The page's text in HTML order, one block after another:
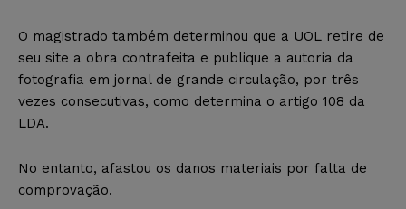
O magistrado também determinou que a UOL retire de
seu site a obra contrafeita e publique a autoria da
fotografia em jornal de grande circulação, por três
vezes consecutivas, como determina o artigo 108 da
LDA.
No entanto, afastou os danos materiais por falta de
comprovação.